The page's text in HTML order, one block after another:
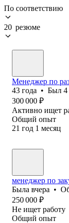
По соответствию
20 резюме
Менеджер по
43 года • Был 4
300 000 ₽
Активно ищет
Общий опыт
21 год 1 месяц
менеджер по
Была вчера •
250 000 ₽
Не ищет работу
Общий опыт